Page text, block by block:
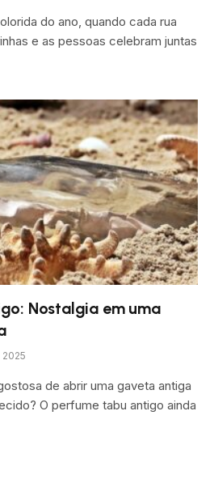
do ano, quando cada rua
e as pessoas celebram juntas
Nostalgia em uma
2025
de abrir uma gaveta antiga
O perfume tabu antigo ainda